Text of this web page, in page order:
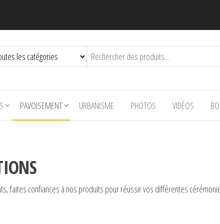
PAVOISEMENT URBANISME PHOTOS VIDÉOS
faites confiances à nos produits pour réussir vos différentes